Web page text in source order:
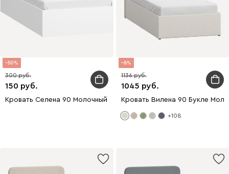
50
150
300
Кровать Селена 90 Молочный уценка
8
1045
1136
Кровать Вилена 90 Букле
+108